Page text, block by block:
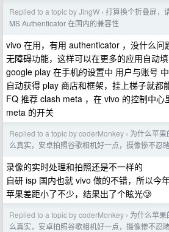
Replied to a topic by JingW › 打算换个折叠屏，
MS Authenticator 在国内的兼容性
vivo 在用，有用 authenticator ，没什么
无障碍功能，这样可以在更多的应用自动填
google play 在手机的设置中 用户与账号
自动获得 play 商店和框架，挂上梯子就都
FQ 推荐 clash meta ，在 vivo 的控制中心
meta 的开关
Replied to a topic by coderMonkey › 为什么苹
么真实，安卓拍照谷歌相机好一点，摄像惨不忍
录像的实时处理和拍照还是不一样的
自研 isp 国内也就 vivo 做的不错，所以今
苹果差距小了不少，结果出了个眩光🥲
Replied to a topic by coderMonkey › 为什么苹
么真实，安卓拍照谷歌相机好一点，摄像惨不忍